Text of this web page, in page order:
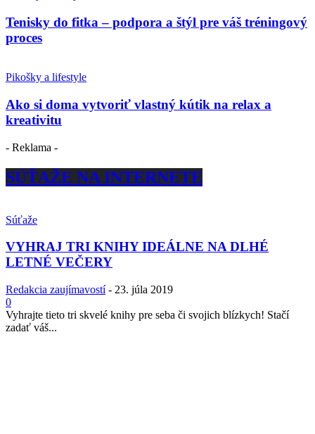
Tenisky do fitka – podpora a štýl pre váš tréningový
proces
Pikošky a lifestyle
Ako si doma vytvoriť vlastný kútik na relax a
kreativitu
- Reklama -
SÚŤAŽE NA INTERNETE
Súťaže
VYHRAJ TRI KNIHY IDEÁLNE NA DLHÉ
LETNÉ VEČERY
Redakcia zaujímavostí - 23. júla 2019
0
Vyhrajte tieto tri skvelé knihy pre seba či svojich blízkych! Stačí
zadať váš...